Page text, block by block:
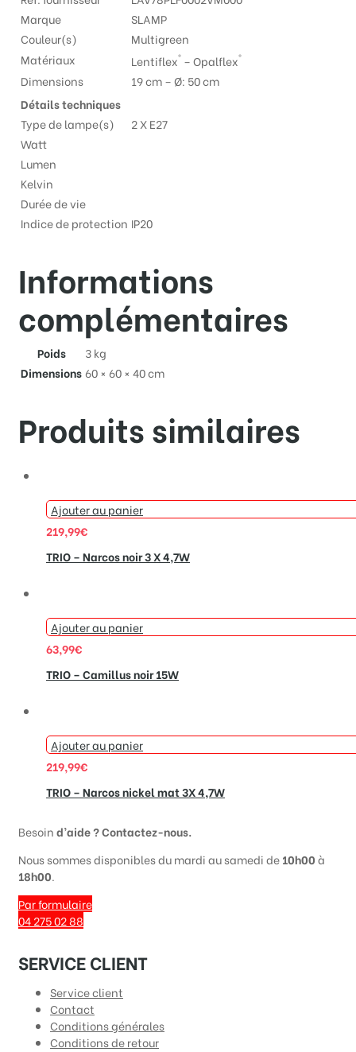
Marque
SLAMP
Couleur(s)
Multigreen
Matériaux
Lentiflex® – Opalflex®
Dimensions 19 cm –Ø: 50 cm
Détails techniques
Type de lampe(s)
2 X E27
Watt
Lumen
Kelvin
Durée de vie
Indice de protection IP20
Informations
complémentaires
Poids
3 kg
Dimensions60 × 60 × 40 cm
Produits similaires
Ajouter au panier
219,99€
TRIO – Narcos noir 3 X 4,7W
Ajouter au panier
63,99€
TRIO – Camillus noir 15W
Ajouter au panier
219,99€
TRIO – Narcos nickel mat 3X 4,7W
Besoind’aide ? Contactez-nous.
Nous sommes disponibles du mardi au samedi de10h00à
18h00.
Par formulaire
04 275 02 88​
SERVICE CLIENT
Service client
Contact
Conditions générales
Conditions de retour